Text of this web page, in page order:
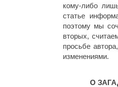
кому-либо
статье
поэтому мы
вторых,
просьбе
изменениями.
О